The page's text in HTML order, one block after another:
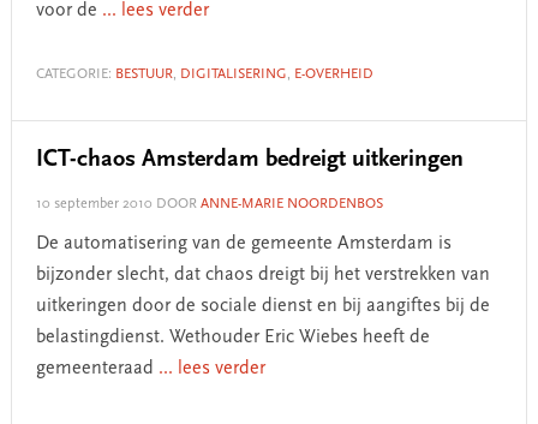
voor de ... lees verder
CATEGORIE: BESTUUR, DIGITALISERING, E-OVERHEID
ICT-chaos Amsterdam bedreigt uitkeringen
10 september 2010 DOOR ANNE-MARIE NOORDENBOS
De automatisering van de gemeente Amsterdam is
bijzonder slecht, dat chaos dreigt bij het verstrekken van
uitkeringen door de sociale dienst en bij aangiftes bij de
belastingdienst. Wethouder Eric Wiebes heeft de
gemeenteraad ... lees verder